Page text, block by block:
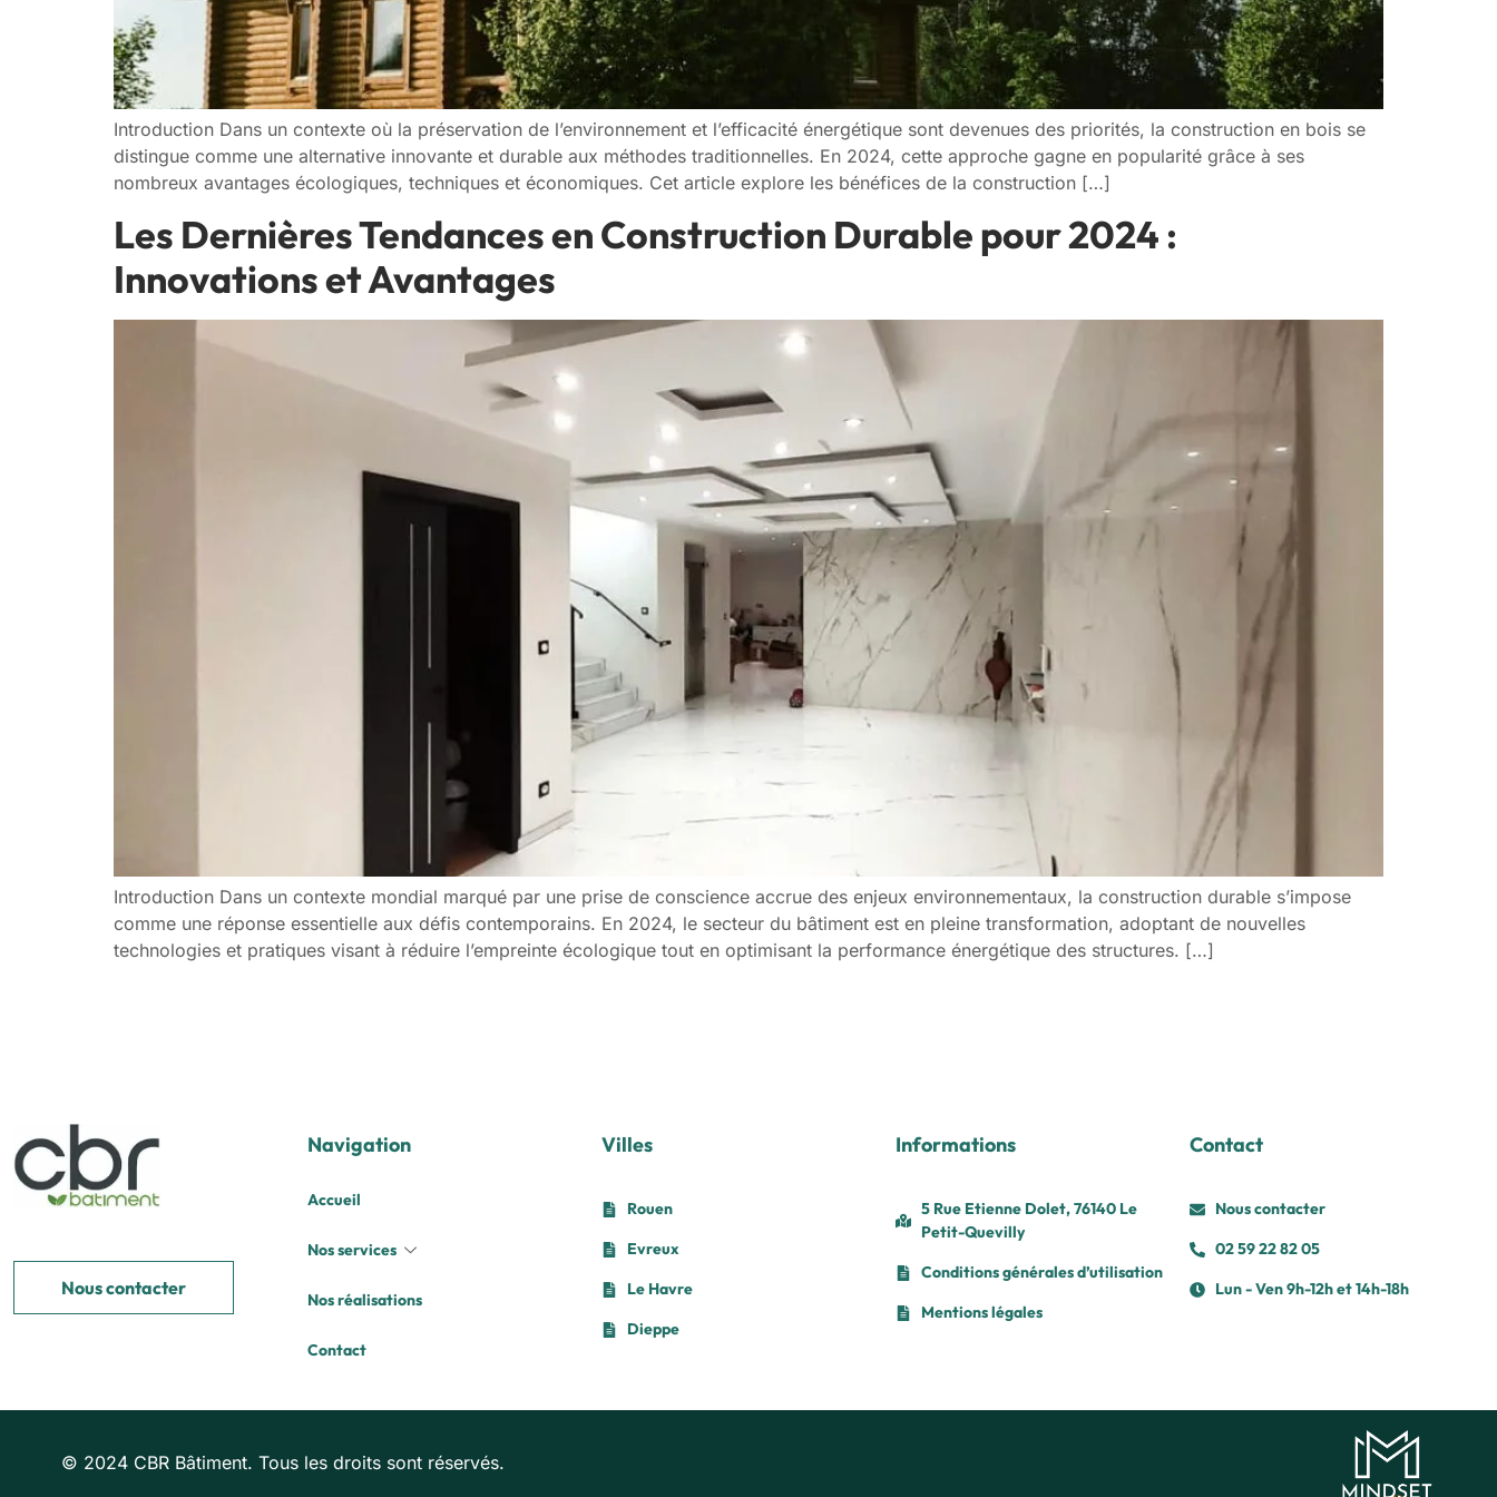
Introduction Dans un contexte où la préservation de l’environnement et l’efficacité énergétique sont devenues des priorités, la construction en bois se
distingue comme une alternative innovante et durable aux méthodes traditionnelles. En 2024, cette approche gagne en popularité grâce à ses
nombreux avantages écologiques, techniques et économiques. Cet article explore les bénéfices de la construction […]
Les Dernières Tendances en Construction Durable pour 2024 :
Innovations et Avantages
Introduction Dans un contexte mondial marqué par une prise de conscience accrue des enjeux environnementaux, la construction durable s’impose
comme une réponse essentielle aux défis contemporains. En 2024, le secteur du bâtiment est en pleine transformation, adoptant de nouvelles
technologies et pratiques visant à réduire l’empreinte écologique tout en optimisant la performance énergétique des structures. […]
Nous contacter
Navigation
Accueil
Nos services
Nos réalisations
Contact
Villes
Rouen
Evreux
Le Havre
Dieppe
Informations
5 Rue Etienne Dolet, 76140 Le
Petit-Quevilly
Conditions générales d’utilisation
Mentions légales
Contact
Nous contacter
02 59 22 82 05
Lun - Ven 9h-12h et 14h-18h
© 2024 CBR Bâtiment. Tous les droits sont réservés.